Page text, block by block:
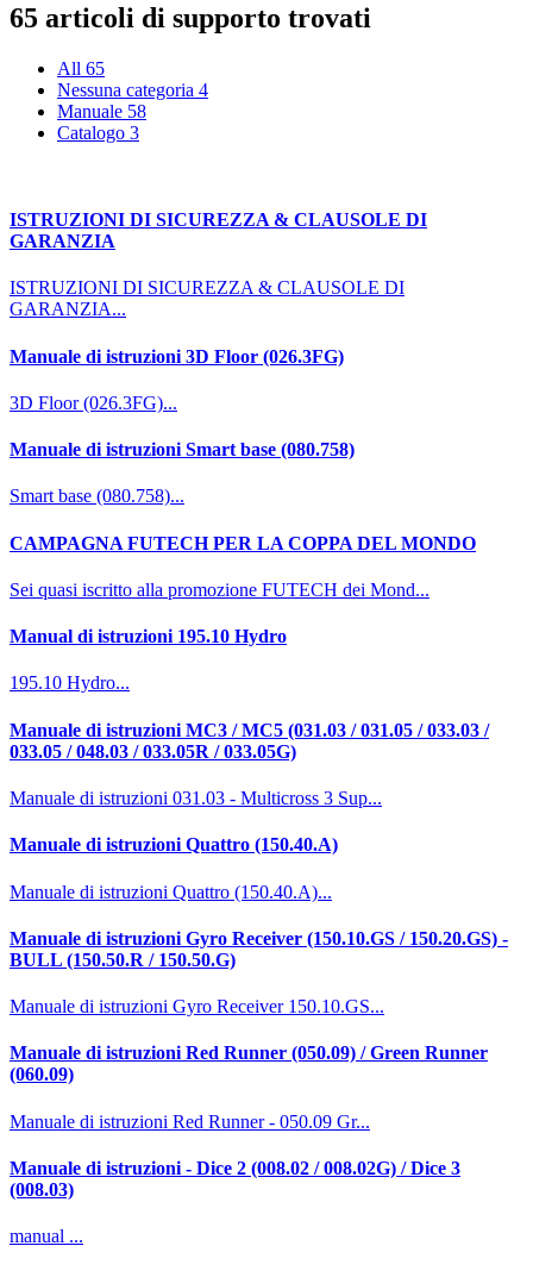
65 articoli di supporto trovati
All 65
Nessuna categoria 4
Manuale 58
Catalogo 3
ISTRUZIONI DI SICUREZZA & CLAUSOLE DI
GARANZIA
ISTRUZIONI DI SICUREZZA & CLAUSOLE DI
GARANZIA...
Manuale di istruzioni 3D Floor (026.3FG)
3D Floor (026.3FG)...
Manuale di istruzioni Smart base (080.758)
Smart base (080.758)...
CAMPAGNA FUTECH PER LA COPPA DEL MONDO
Sei quasi iscritto alla promozione FUTECH dei Mond...
Manual di istruzioni 195.10 Hydro
195.10 Hydro...
Manuale di istruzioni MC3 / MC5 (031.03 / 031.05 / 033.03 /
033.05 / 048.03 / 033.05R / 033.05G)
Manuale di istruzioni 031.03 - Multicross 3 Sup...
Manuale di istruzioni Quattro (150.40.A)
Manuale di istruzioni Quattro (150.40.A)...
Manuale di istruzioni Gyro Receiver (150.10.GS / 150.20.GS) -
BULL (150.50.R / 150.50.G)
Manuale di istruzioni Gyro Receiver 150.10.GS...
Manuale di istruzioni Red Runner (050.09) / Green Runner
(060.09)
Manuale di istruzioni Red Runner - 050.09 Gr...
Manuale di istruzioni - Dice 2 (008.02 / 008.02G) / Dice 3
(008.03)
manual ...